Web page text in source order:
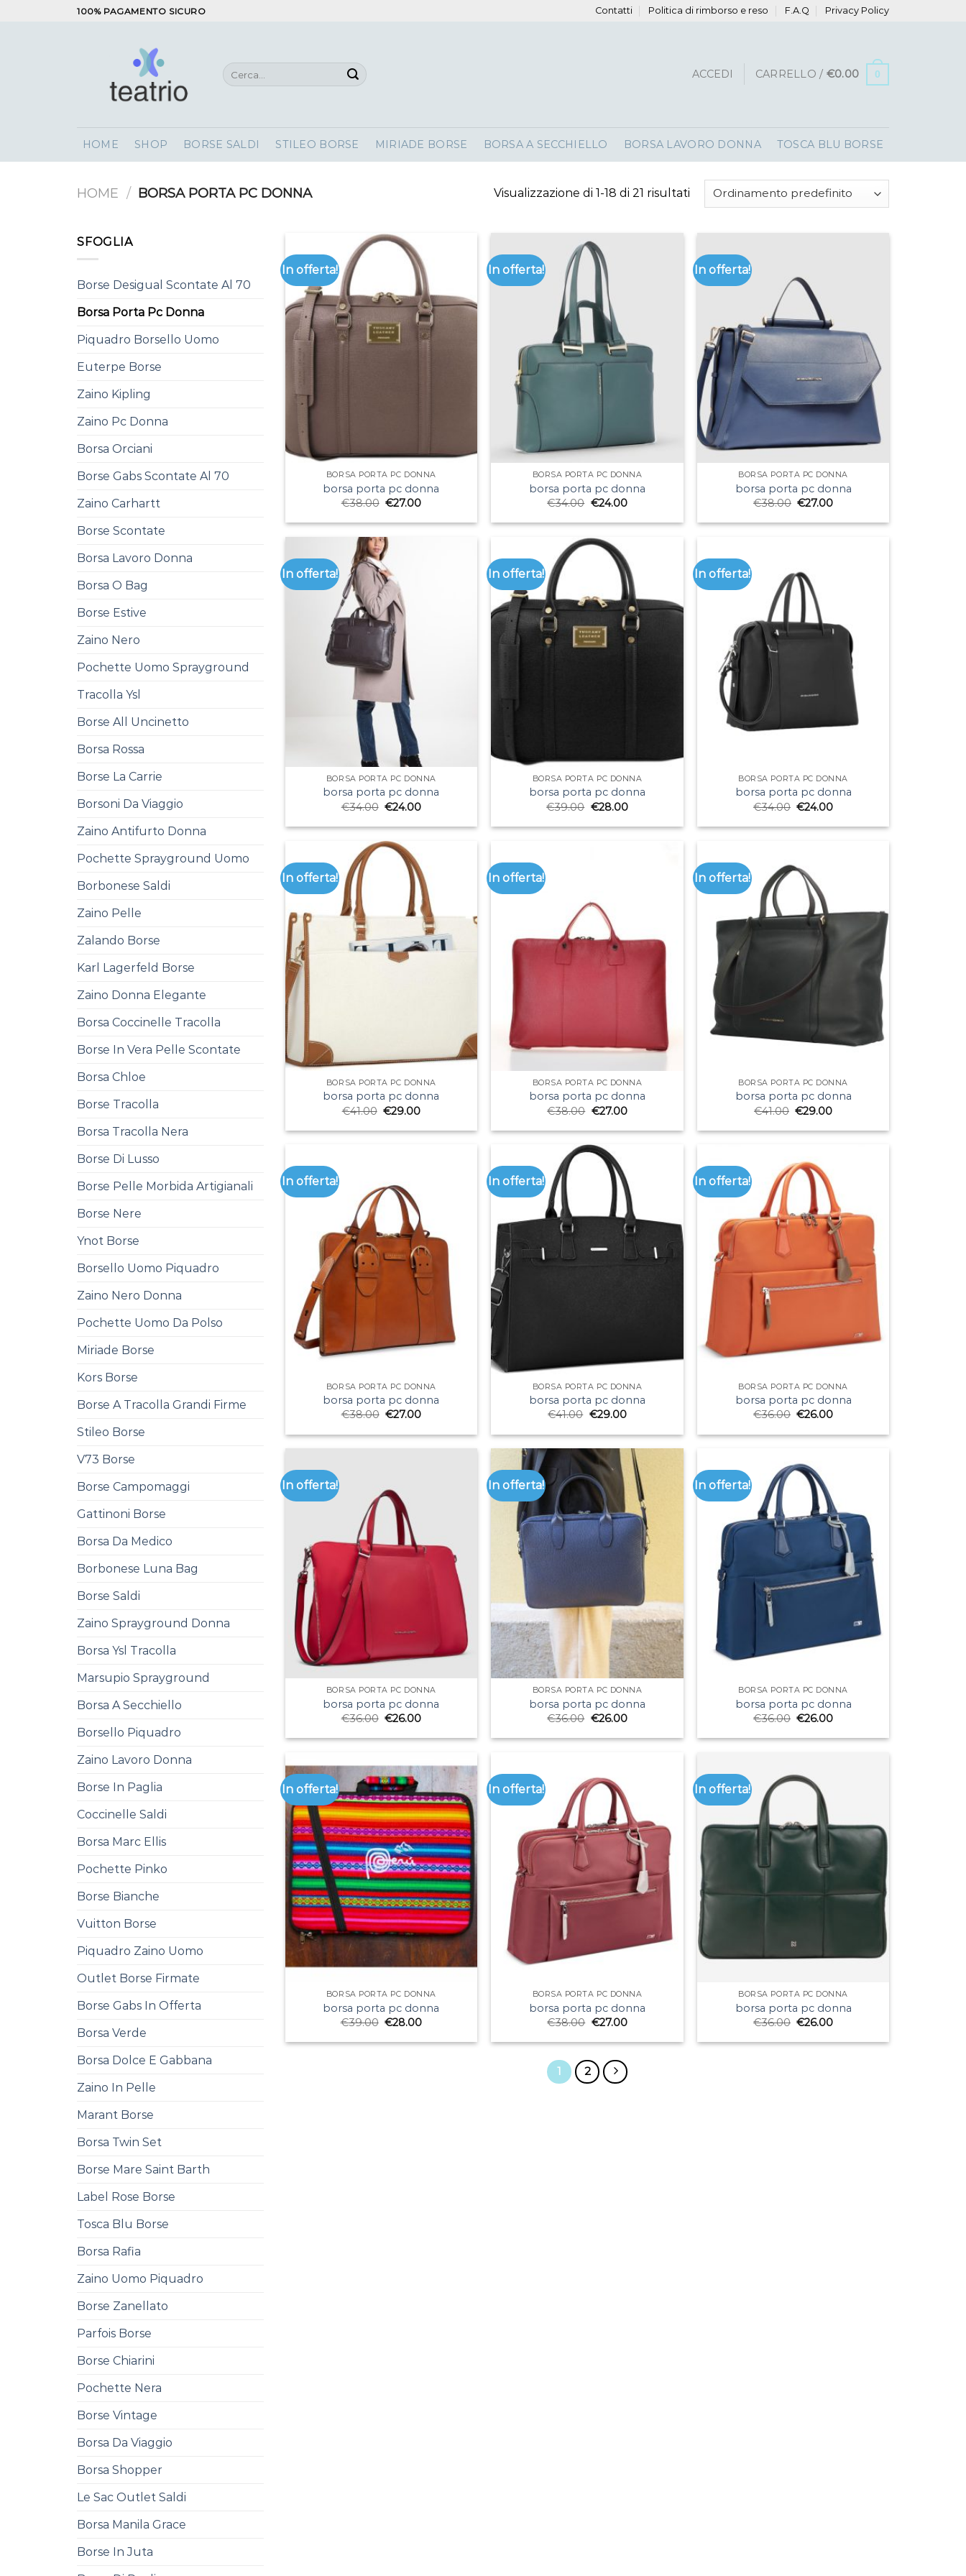
100% PAGAMENTO SICURO Contatti Politica di rimborso e reso F.A.Q Privacy Policy
Cerca: ACCEDI CARRELLO / €0.00 0
HOME SHOP BORSE SALDI STILEO BORSE MIRIADE BORSE BORSA A SECCHIELLO BORSA LAVORO DONNA TOSCA BLU BORSE
HOME / BORSA PORTA PC DONNA Visualizzazione di 1-18 di 21 risultati
SFOGLIA
Borse Desigual Scontate Al 70
Borsa Porta Pc Donna
Piquadro Borsello Uomo
Euterpe Borse
Zaino Kipling
Zaino Pc Donna
Borsa Orciani
Borse Gabs Scontate Al 70
Zaino Carhartt
Borse Scontate
Borsa Lavoro Donna
Borsa O Bag
Borse Estive
Zaino Nero
Pochette Uomo Sprayground
Tracolla Ysl
Borse All Uncinetto
Borsa Rossa
Borse La Carrie
Borsoni Da Viaggio
Zaino Antifurto Donna
Pochette Sprayground Uomo
Borbonese Saldi
Zaino Pelle
Zalando Borse
Karl Lagerfeld Borse
Zaino Donna Elegante
Borsa Coccinelle Tracolla
Borse In Vera Pelle Scontate
Borsa Chloe
Borse Tracolla
Borsa Tracolla Nera
Borse Di Lusso
Borse Pelle Morbida Artigianali
Borse Nere
Ynot Borse
Borsello Uomo Piquadro
Zaino Nero Donna
Pochette Uomo Da Polso
Miriade Borse
Kors Borse
Borse A Tracolla Grandi Firme
Stileo Borse
V73 Borse
Borse Campomaggi
Gattinoni Borse
Borsa Da Medico
Borbonese Luna Bag
Borse Saldi
Zaino Sprayground Donna
Borsa Ysl Tracolla
Marsupio Sprayground
Borsa A Secchiello
Borsello Piquadro
Zaino Lavoro Donna
Borse In Paglia
Coccinelle Saldi
Borsa Marc Ellis
Pochette Pinko
Borse Bianche
Vuitton Borse
Piquadro Zaino Uomo
Outlet Borse Firmate
Borse Gabs In Offerta
Borsa Verde
Borsa Dolce E Gabbana
Zaino In Pelle
Marant Borse
Borsa Twin Set
Borse Mare Saint Barth
Label Rose Borse
Tosca Blu Borse
Borsa Rafia
Zaino Uomo Piquadro
Borse Zanellato
Parfois Borse
Borse Chiarini
Pochette Nera
Borse Vintage
Borsa Da Viaggio
Borsa Shopper
Le Sac Outlet Saldi
Borsa Manila Grace
Borse In Juta
In offerta!
BORSA PORTA PC DONNA
borsa porta pc donna
€38.00 €27.00
In offerta!
BORSA PORTA PC DONNA
borsa porta pc donna
€34.00 €24.00
In offerta!
BORSA PORTA PC DONNA
borsa porta pc donna
€38.00 €27.00
In offerta!
BORSA PORTA PC DONNA
borsa porta pc donna
€34.00 €24.00
In offerta!
BORSA PORTA PC DONNA
borsa porta pc donna
€39.00 €28.00
In offerta!
BORSA PORTA PC DONNA
borsa porta pc donna
€34.00 €24.00
In offerta!
BORSA PORTA PC DONNA
borsa porta pc donna
€41.00 €29.00
In offerta!
BORSA PORTA PC DONNA
borsa porta pc donna
€38.00 €27.00
In offerta!
BORSA PORTA PC DONNA
borsa porta pc donna
€41.00 €29.00
In offerta!
BORSA PORTA PC DONNA
borsa porta pc donna
€38.00 €27.00
In offerta!
BORSA PORTA PC DONNA
borsa porta pc donna
€41.00 €29.00
In offerta!
BORSA PORTA PC DONNA
borsa porta pc donna
€36.00 €26.00
In offerta!
BORSA PORTA PC DONNA
borsa porta pc donna
€36.00 €26.00
In offerta!
BORSA PORTA PC DONNA
borsa porta pc donna
€36.00 €26.00
In offerta!
BORSA PORTA PC DONNA
borsa porta pc donna
€36.00 €26.00
In offerta!
BORSA PORTA PC DONNA
borsa porta pc donna
€39.00 €28.00
In offerta!
BORSA PORTA PC DONNA
borsa porta pc donna
€38.00 €27.00
In offerta!
BORSA PORTA PC DONNA
borsa porta pc donna
€36.00 €26.00
1 2